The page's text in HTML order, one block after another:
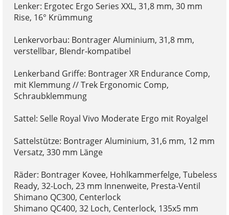
Lenker: Ergotec Ergo Series XXL, 31,8 mm, 30 mm
Rise, 16° Krümmung
Lenkervorbau: Bontrager Aluminium, 31,8 mm,
verstellbar, Blendr-kompatibel
Lenkerband Griffe: Bontrager XR Endurance Comp,
mit Klemmung // Trek Ergonomic Comp,
Schraubklemmung
Sattel: Selle Royal Vivo Moderate Ergo mit Royalgel
Sattelstütze: Bontrager Aluminium, 31,6 mm, 12 mm
Versatz, 330 mm Länge
Räder: Bontrager Kovee, Hohlkammerfelge, Tubeless
Ready, 32-Loch, 23 mm Innenweite, Presta-Ventil
Shimano QC300, Centerlock
Shimano QC400, 32 Loch, Centerlock, 135x5 mm